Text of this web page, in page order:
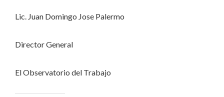
Lic. Juan Domingo Jose Palermo
Director General
El Observatorio del Trabajo